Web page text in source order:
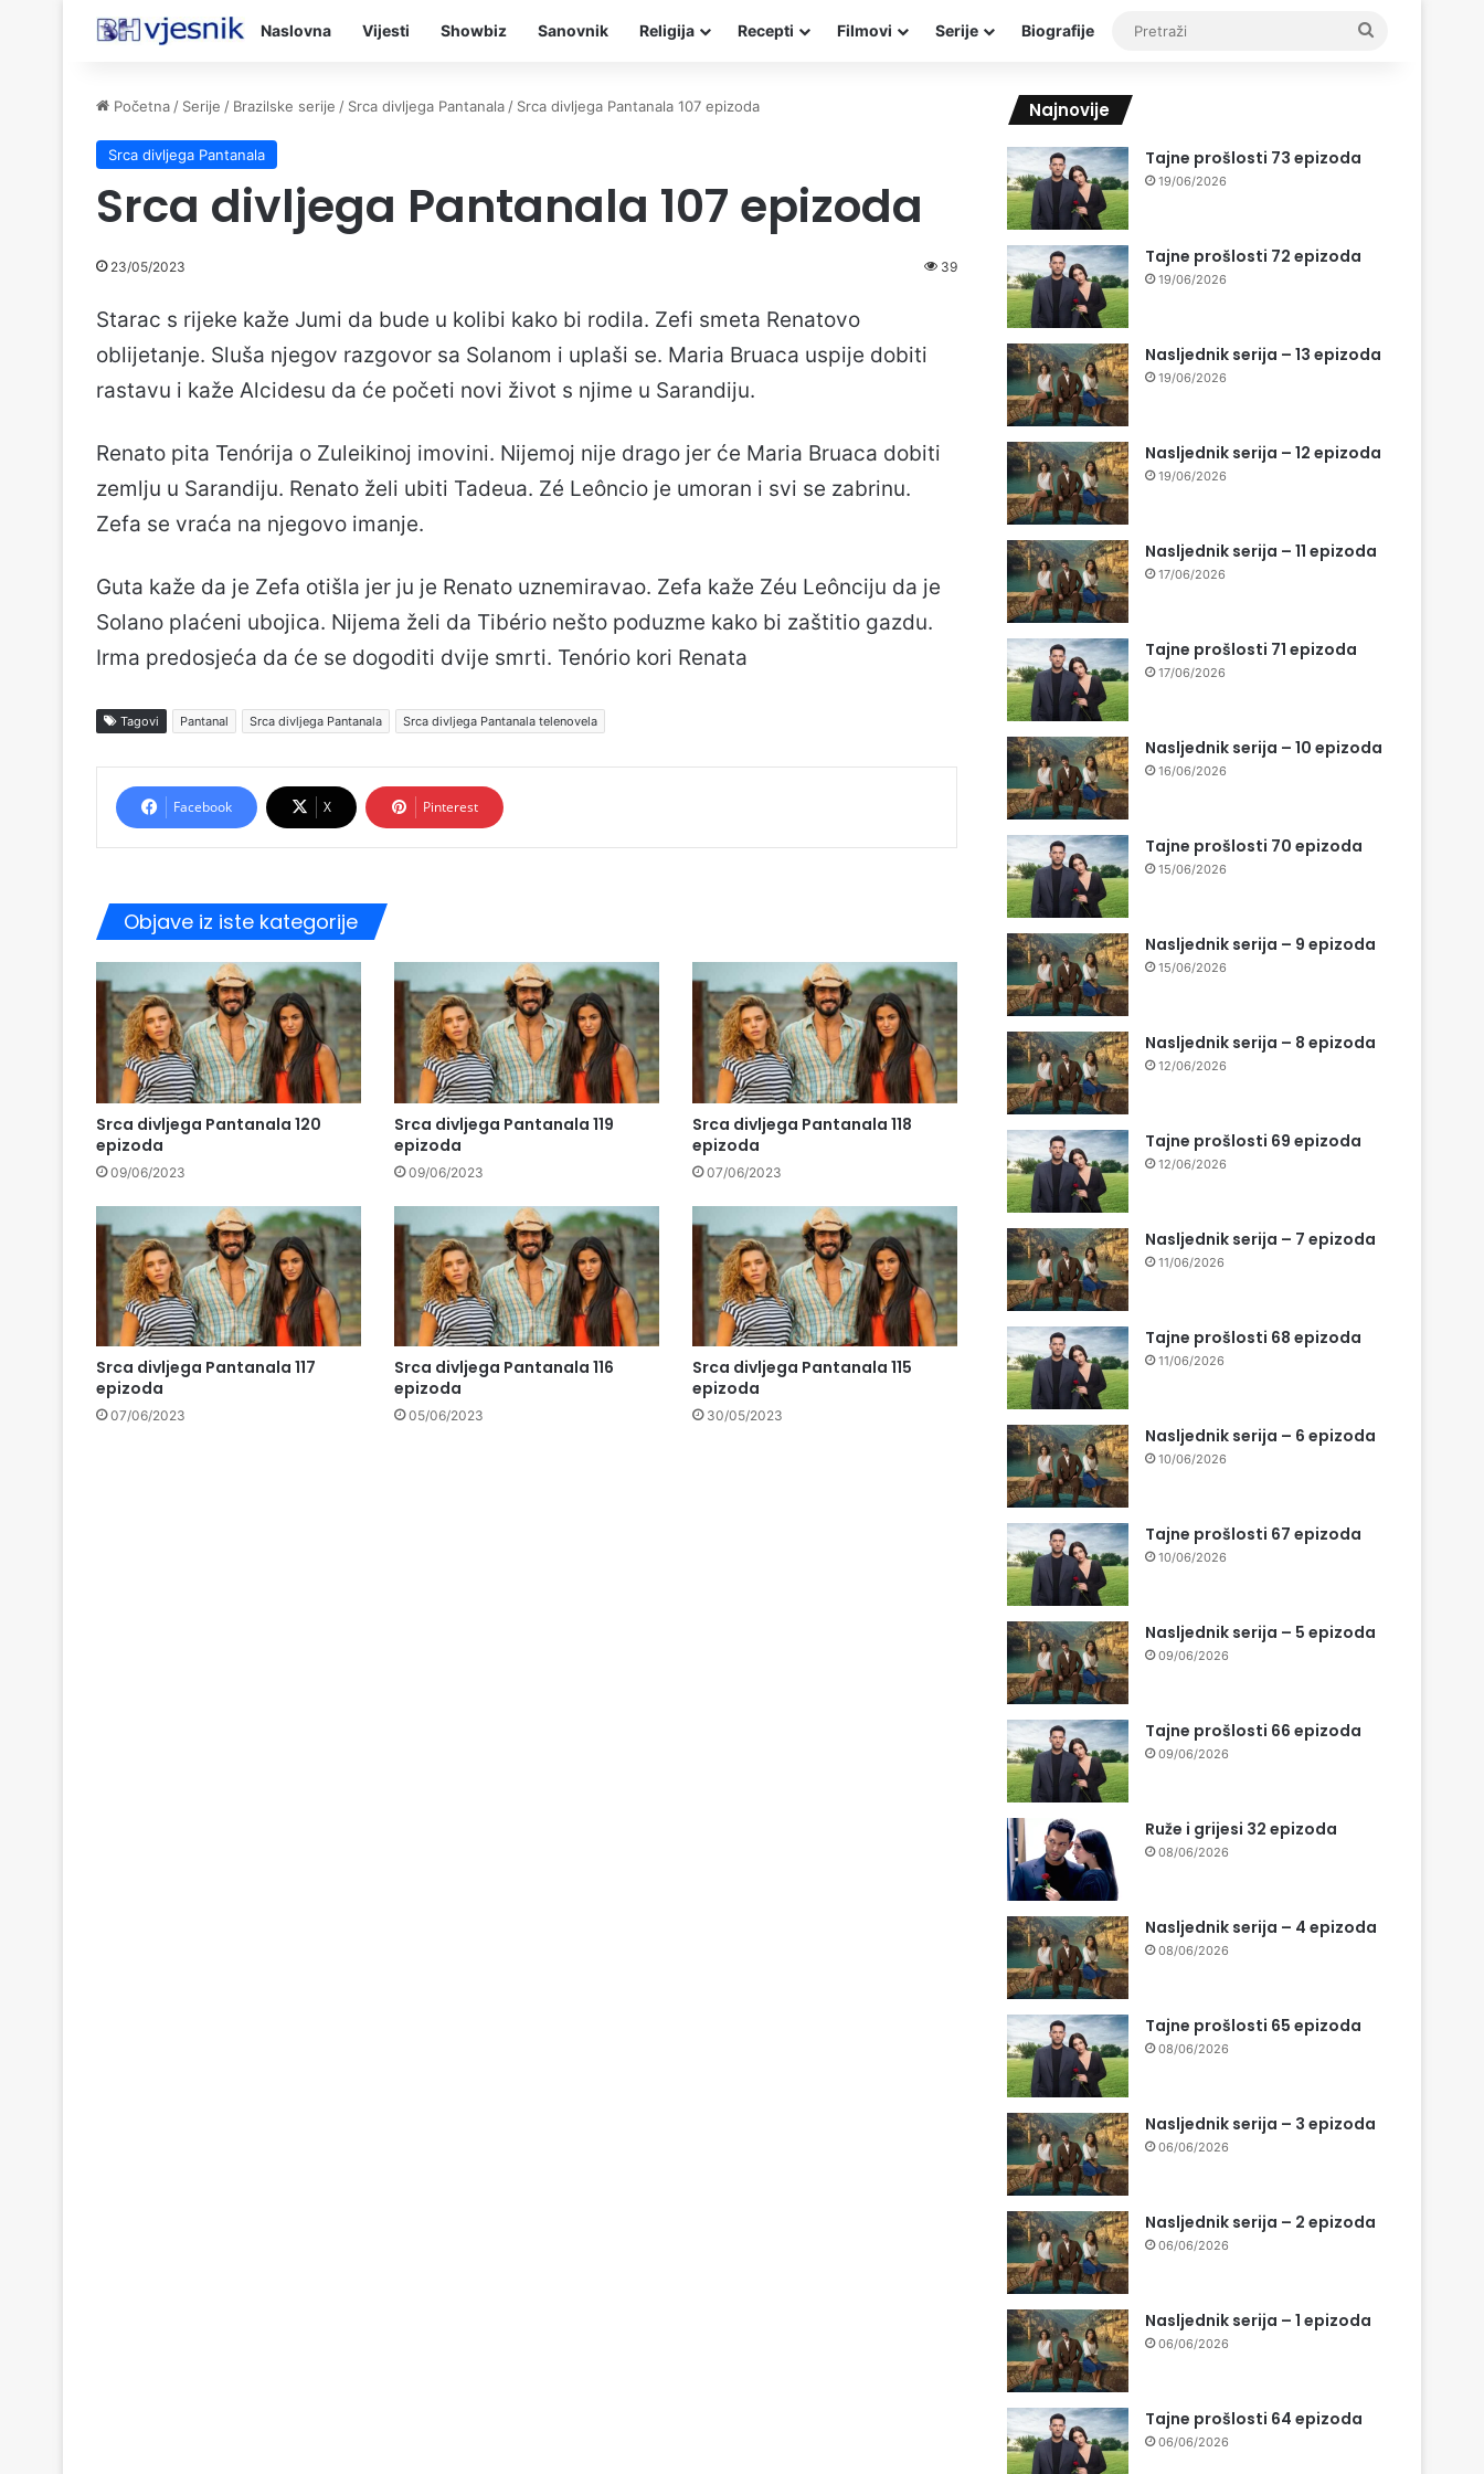
Naslovna Vijesti Showbiz Sanovnik Religija Recepti Filmovi Serije Biografije
Početna / Serije / Brazilske serije / Srca divljega Pantanala / Srca divljega Pantanala 107 epizoda
Srca divljega Pantanala
Srca divljega Pantanala 107 epizoda
23/05/2023 39
Starac s rijeke kaže Jumi da bude u kolibi kako bi rodila. Zefi smeta Renatovo
oblijetanje. Sluša njegov razgovor sa Solanom i uplaši se. Maria Bruaca uspije dobiti
rastavu i kaže Alcidesu da će početi novi život s njime u Sarandiju.
Renato pita Tenórija o Zuleikinoj imovini. Nijemoj nije drago jer će Maria Bruaca dobiti
zemlju u Sarandiju. Renato želi ubiti Tadeua. Zé Leôncio je umoran i svi se zabrinu.
Zefa se vraća na njegovo imanje.
Guta kaže da je Zefa otišla jer ju je Renato uznemiravao. Zefa kaže Zéu Leônciju da je
Solano plaćeni ubojica. Nijema želi da Tibério nešto poduzme kako bi zaštitio gazdu.
Irma predosjeća da će se dogoditi dvije smrti. Tenório kori Renata
Tagovi Pantanal Srca divljega Pantanala Srca divljega Pantanala telenovela
Facebook X Pinterest
Objave iz iste kategorije
Srca divljega Pantanala 120
epizoda
09/06/2023
Srca divljega Pantanala 119
epizoda
09/06/2023
Srca divljega Pantanala 118
epizoda
07/06/2023
Srca divljega Pantanala 117
epizoda
07/06/2023
Srca divljega Pantanala 116
epizoda
05/06/2023
Srca divljega Pantanala 115
epizoda
30/05/2023
Najnovije
Tajne prošlosti 73 epizoda
19/06/2026
Tajne prošlosti 72 epizoda
19/06/2026
Nasljednik serija – 13 epizoda
19/06/2026
Nasljednik serija – 12 epizoda
19/06/2026
Nasljednik serija – 11 epizoda
17/06/2026
Tajne prošlosti 71 epizoda
17/06/2026
Nasljednik serija – 10 epizoda
16/06/2026
Tajne prošlosti 70 epizoda
15/06/2026
Nasljednik serija – 9 epizoda
15/06/2026
Nasljednik serija – 8 epizoda
12/06/2026
Tajne prošlosti 69 epizoda
12/06/2026
Nasljednik serija – 7 epizoda
11/06/2026
Tajne prošlosti 68 epizoda
11/06/2026
Nasljednik serija – 6 epizoda
10/06/2026
Tajne prošlosti 67 epizoda
10/06/2026
Nasljednik serija – 5 epizoda
09/06/2026
Tajne prošlosti 66 epizoda
09/06/2026
Ruže i grijesi 32 epizoda
08/06/2026
Nasljednik serija – 4 epizoda
08/06/2026
Tajne prošlosti 65 epizoda
08/06/2026
Nasljednik serija – 3 epizoda
06/06/2026
Nasljednik serija – 2 epizoda
06/06/2026
Nasljednik serija – 1 epizoda
06/06/2026
Tajne prošlosti 64 epizoda
06/06/2026